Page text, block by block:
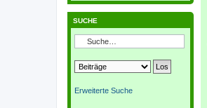
SUCHE
Erweiterte Suche